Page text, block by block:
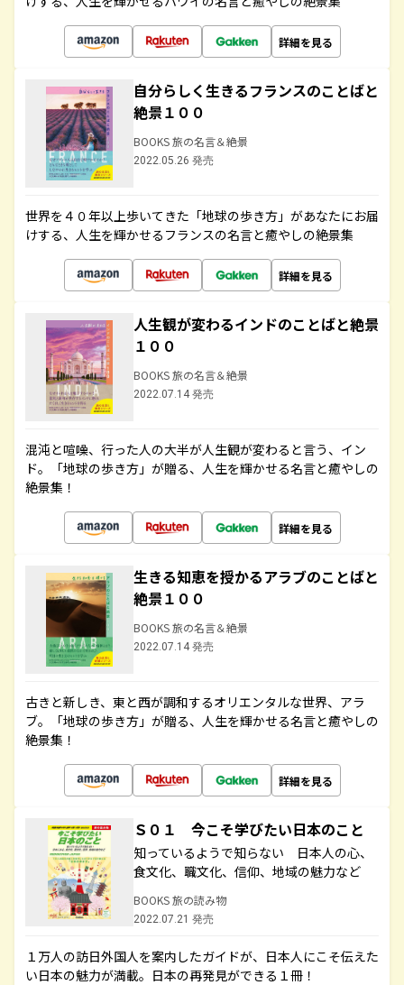
詳細を見る
自分らしく生きるフランスのことばと
絶景１００
BOOKS 旅の名言＆絶景
2022.05.26 発売
世界を４０年以上歩いてきた「地球の歩き方」があなたにお届
けする、人生を輝かせるフランスの名言と癒やしの絶景集
詳細を見る
人生観が変わるインドのことばと絶景
１００
BOOKS 旅の名言＆絶景
2022.07.14 発売
混沌と喧噪、行った人の大半が人生観が変わると言う、イン
ド。「地球の歩き方」が贈る、人生を輝かせる名言と癒やしの
絶景集！
詳細を見る
生きる知恵を授かるアラブのことばと
絶景１００
BOOKS 旅の名言＆絶景
2022.07.14 発売
古きと新しき、東と西が調和するオリエンタルな世界、アラ
ブ。「地球の歩き方」が贈る、人生を輝かせる名言と癒やしの
絶景集！
詳細を見る
Ｓ０１ 今こそ学びたい日本のこと
知っているようで知らない 日本人の心、
食文化、職文化、信仰、地域の魅力など
BOOKS 旅の読み物
2022.07.21 発売
１万人の訪日外国人を案内したガイドが、日本人にこそ伝えた
い日本の魅力が満載。日本の再発見ができる１冊！